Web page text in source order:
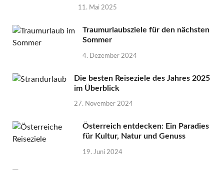
11. Mai 2025
Traumurlaubsziele für den nächsten
Sommer
4. Dezember 2024
Die besten Reiseziele des Jahres 2025
im Überblick
27. November 2024
Österreich entdecken: Ein Paradies
für Kultur, Natur und Genuss
19. Juni 2024